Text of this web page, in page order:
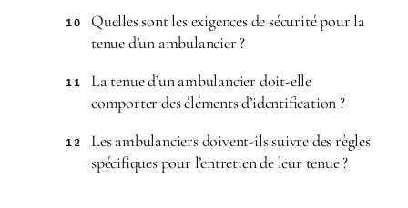
10
Quelles sont les exigences de sécurité pour la
tenue d’un ambulancier ?
11
La tenue d’un ambulancier doit-elle
comporter des éléments d’identification ?
12
Les ambulanciers doivent-ils suivre des règles
spécifiques pour l’entretien de leur tenue ?